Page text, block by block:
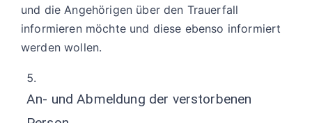
und die Angehörigen über den Trauerfall
informieren möchte und diese ebenso informiert
werden wollen.
An- und Abmeldung der verstorbenen